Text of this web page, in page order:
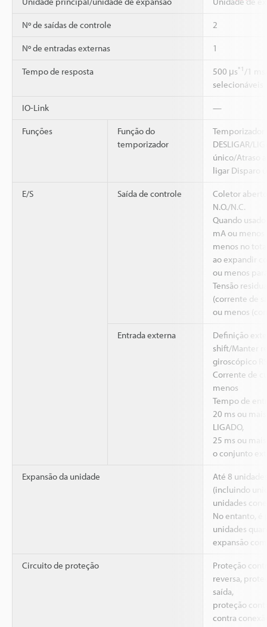
Nº de saídas de controle 2
Nº de entradas externas 1
Tempo de resposta 500 μs*1 /1
selecionáveis
IO-Link —
Funções
Função do
temporizador
Temporizador
DESLIGAR/
único/Atraso
ligar Disparo
E/S Saída de controle
Coletor
N.O./N.C.
Quando
mA ou menos
menos no
ao expandir
ou menos
Tensão
(corrente de
ou menos
Entrada externa
Definição
shift/Manter
giroscópico
Corrente de
menos
Tempo de
20 ms ou
LIGADO,
25 ms ou
o conjunto
Expansão da unidade
Até 8
(incluindo
unidades
No entanto, é
unidades
expansão
Circuito de proteção
Proteção
reversa,
saída,
proteção
contra